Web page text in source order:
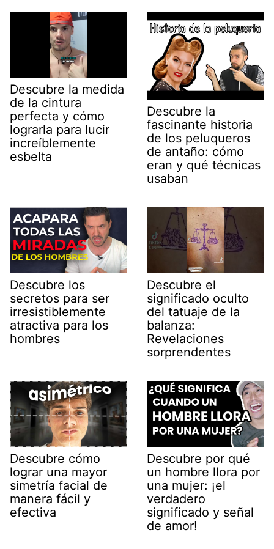
Descubre la medida
de la cintura
perfecta y cómo
lograrla para lucir
increíblemente
esbelta
Descubre la
fascinante historia
de los peluqueros
de antaño: cómo
eran y qué técnicas
usaban
Descubre los
secretos para ser
irresistiblemente
atractiva para los
hombres
Descubre el
significado oculto
del tatuaje de la
balanza:
Revelaciones
sorprendentes
Descubre cómo
lograr una mayor
simetría facial de
manera fácil y
efectiva
Descubre por qué
un hombre llora por
una mujer: ¡el
verdadero
significado y señal
de amor!